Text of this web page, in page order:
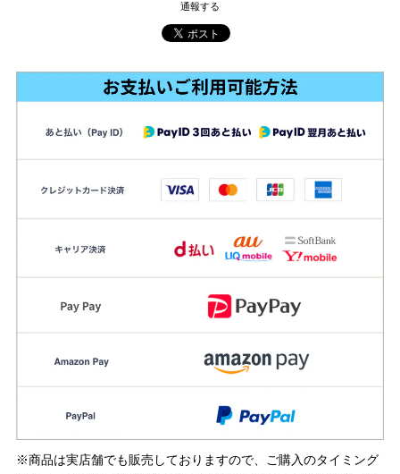
通報する
※商品は実店舗でも販売しておりますので、ご購入のタイミング